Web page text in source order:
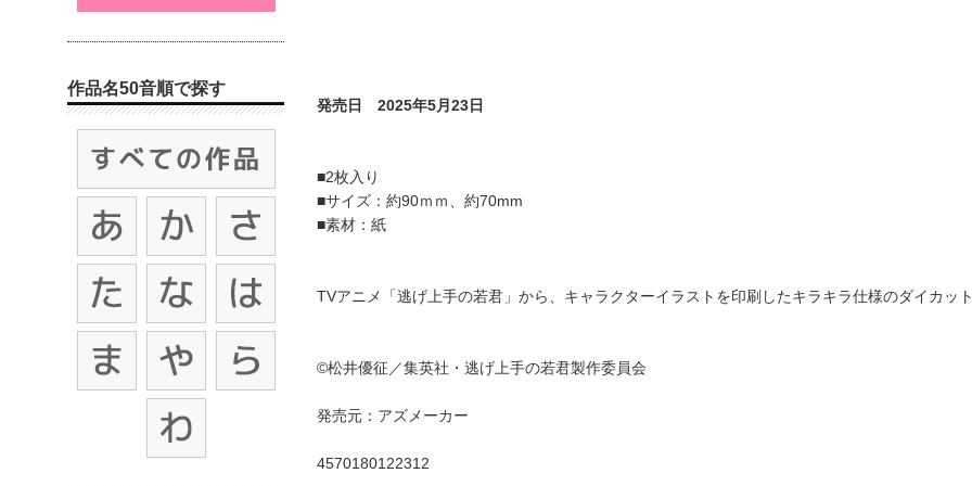
発売日 2025年5月23日
■2枚入り
■サイズ：約90ｍｍ、約70mm
■素材：紙
TVアニメ「逃げ上手の若君」から、キャラクターイラストを印刷したキラキラ仕様のダイカッ
©松井優征／集英社・逃げ上手の若君製作委員会
発売元：アズメーカー
4570180122312
作品名50音順で探す